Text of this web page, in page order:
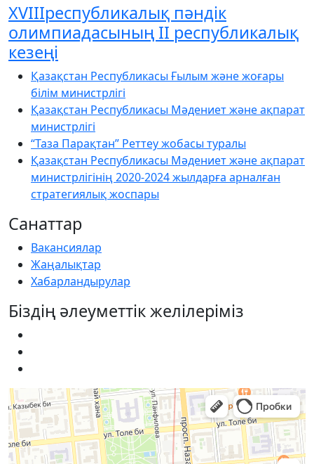
XVIIIреспубликалық пәндік
олимпиадасының ІІ республикалық
кезеңі
Қазақстан Республикасы Ғылым және жоғары
білім министрлігі
Қазақстан Республикасы Мәдениет және ақпарат
министрлігі
“Таза Парақтан” Реттеу жобасы туралы
Қазақстан Республикасы Мәдениет және ақпарат
министрлігінің 2020-2024 жылдарға арналған
стратегиялық жоспары
Санаттар
Вакансиялар
Жаңалықтар
Хабарландырулар
Біздің әлеуметтік желілеріміз